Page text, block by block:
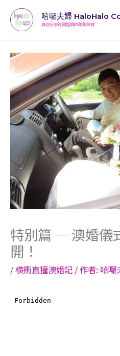
哈囉夫婦 HaloHalo
與你分享跨國婚姻的酸甜苦辣
特別篇 ─ 澳婚儀
開！
/橫衝直撞澳婚記 / 作者: 哈囉